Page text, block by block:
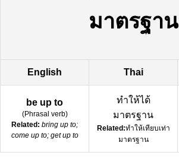
มาตรฐาน
English Thai
be up to
(Phrasal verb)
Related: bring up to;
come up to; get up to
ทำให้ได้
มาตรฐาน
Related:ทำให้เทียบเท่า
มาตรฐาน